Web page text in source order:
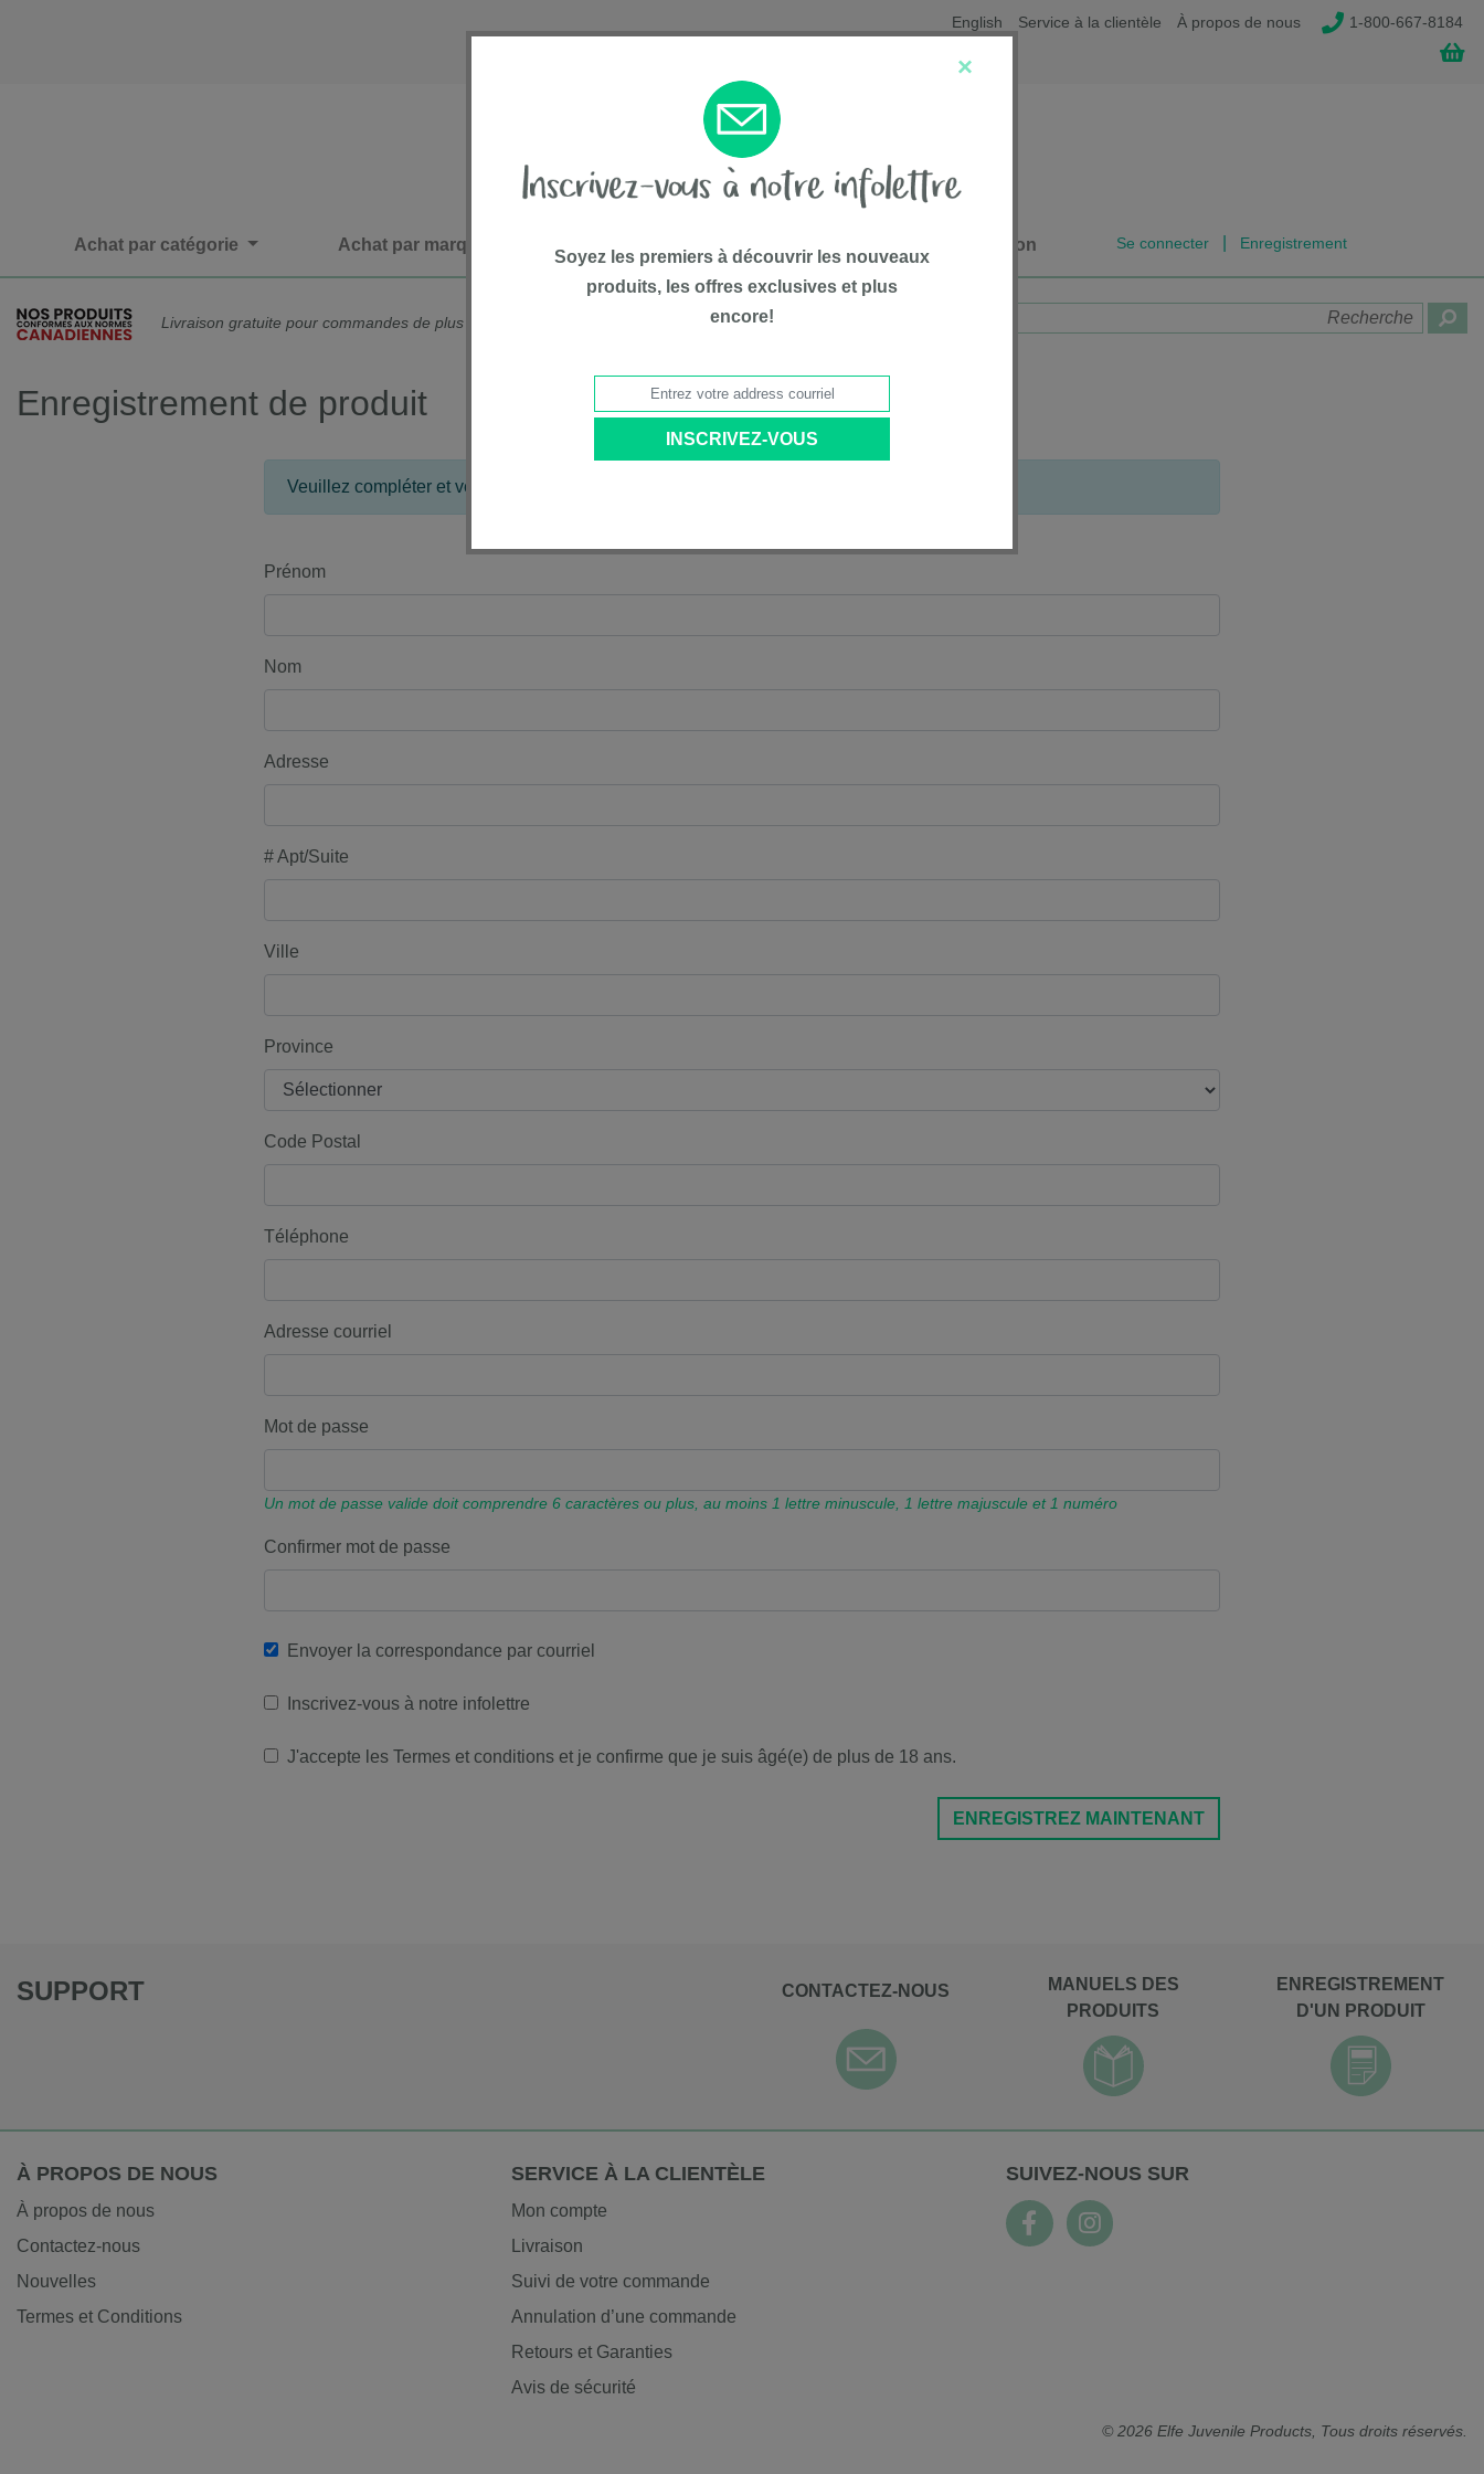
English Service à la clientèle À propos de nous 1-800-667-8184
Achat par catégorie Achat par marque Liquidation Se connecter Enregistrement
Livraison gratuite pour commandes de plus de 75$*
Enregistrement de produit
Veuillez compléter et vérifier vos informations avant d'enregistrer le produit.
Prénom
Nom
Adresse
# Apt/Suite
Ville
Province
Code Postal
Téléphone
Adresse courriel
Mot de passe
Un mot de passe valide doit comprendre 6 caractères ou plus, au moins 1 lettre minuscule, 1 lettre majuscule et 1 numéro
Confirmer mot de passe
Envoyer la correspondance par courriel
Inscrivez-vous à notre infolettre
J'accepte les Termes et conditions et je confirme que je suis âgé(e) de plus de 18 ans.
ENREGISTREZ MAINTENANT
SUPPORT CONTACTEZ-NOUS
MANUELS DES
PRODUITS
ENREGISTREMENT
D'UN PRODUIT
À PROPOS DE NOUS
À propos de nous
Contactez-nous
Nouvelles
Termes et Conditions
SERVICE À LA CLIENTÈLE
Mon compte
Livraison
Suivi de votre commande
Annulation d’une commande
Retours et Garanties
Avis de sécurité
SUIVEZ-NOUS SUR
© 2026 Elfe Juvenile Products, Tous droits réservés.
×
Soyez les premiers à découvrir les nouveaux
produits, les offres exclusives et plus
encore!